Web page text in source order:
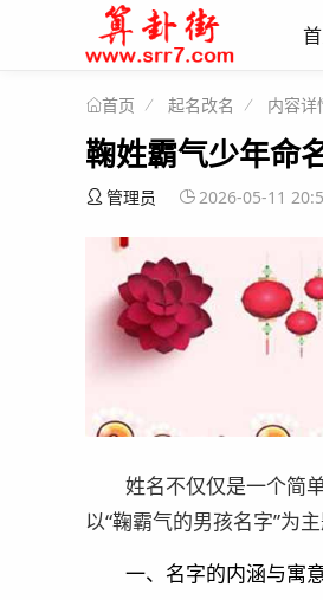
首页 起名改名 内容详
鞠姓霸气少年命
管理员 2026-05-11
姓名不仅仅是一个简
以“鞠霸气的男孩名字”为
一、名字的内涵与寓